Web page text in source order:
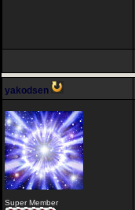
yakodsen
Super Member